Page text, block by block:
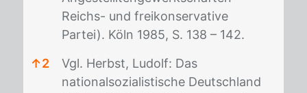
Reichs- und freikonservative
Partei). Köln 1985, S. 138 – 142.
↑2
Vgl. Herbst, Ludolf: Das
nationalsozialistische Deutschland